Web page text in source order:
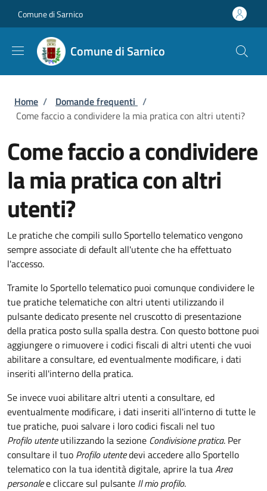
Comune di Sarnico
Comune di Sarnico
Briciole di pane
Home / Domande frequenti /
Come faccio a condividere la mia pratica con altri utenti?
Come faccio a condividere
la mia pratica con altri
utenti?
Le pratiche che compili sullo Sportello telematico vengono
sempre associate di default all'utente che ha effettuato
l'accesso.
Tramite lo Sportello telematico puoi comunque condividere le
tue pratiche telematiche con altri utenti utilizzando il
pulsante dedicato presente nel cruscotto di presentazione
della pratica posto sulla spalla destra. Con questo bottone puoi
aggiungere o rimuovere i codici fiscali di altri utenti che vuoi
abilitare a consultare, ed eventualmente modificare, i dati
inseriti all'interno della pratica.
Se invece vuoi abilitare altri utenti a consultare, ed
eventualmente modificare, i dati inseriti all'interno di tutte le
tue pratiche, puoi salvare i loro codici fiscali nel tuo
Profilo utenteutilizzando la sezione Condivisione pratica. Per
consultare il tuo Profilo utentedevi accedere allo Sportello
telematico con la tua identità digitale, aprire la tuaArea
personalee cliccare sul pulsante Il mio profilo.